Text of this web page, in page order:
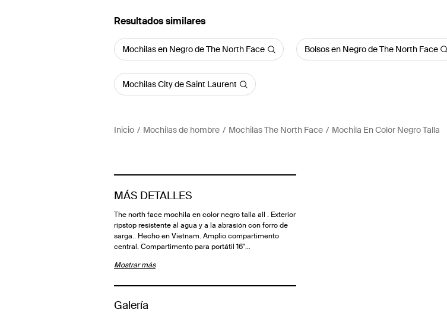
Resultados similares
Mochilas en Negro de The North Face Bolsos en Negro de The North Face
Mochilas City de Saint Laurent
Inicio Mochilas de hombre Mochilas The North Face Mochila En Color Negro Talla
MÁS DETALLES
The north face mochila en color negro talla all . Exterior
ripstop resistente al agua y a la abrasión con forro de
sarga.. Hecho en Vietnam. Amplio compartimento
central. Compartimento para portátil 16''…
Mostrar más
Galería